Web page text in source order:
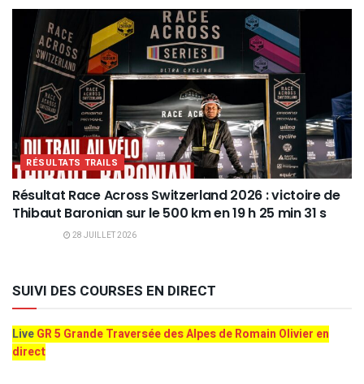
RÉSULTATS TRAILS
Résultat Race Across Switzerland 2026 : victoire de
Thibaut Baronian sur le 500 km en 19 h 25 min 31 s
28 JUILLET 2026
SUIVI DES COURSES EN DIRECT
LiveGR 5 Grande Traversée des Alpes de Romain Olivier en
direct